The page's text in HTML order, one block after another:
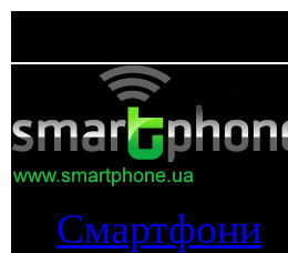
Смартфони